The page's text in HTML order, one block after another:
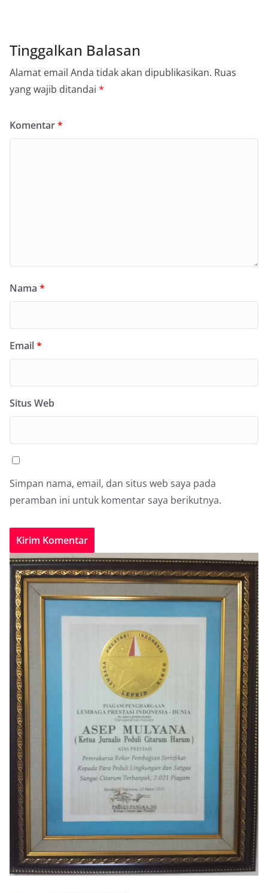
Tinggalkan Balasan
Alamat email Anda tidak akan dipublikasikan. Ruas
yang wajib ditandai *
Komentar*
Nama *
Email*
Situs Web
Simpan nama, email, dan situs web saya pada
peramban ini untuk komentar saya berikutnya.